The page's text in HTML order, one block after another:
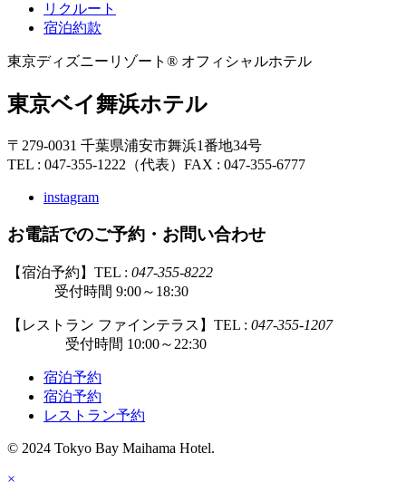
リクルート
宿泊約款
東京ディズニーリゾート® オフィシャルホテル
東京ベイ舞浜ホテル
〒279-0031 千葉県浦安市舞浜1番地34号
TEL : 047-355-1222（代表） FAX : 047-355-6777
instagram
お電話でのご予約・お問い合わせ
【宿泊予約】TEL : 047-355-8222
受付時間 9:00～18:30
【レストラン ファインテラス】TEL : 047-355-1207
受付時間 10:00～22:30
宿泊予約
宿泊予約
レストラン予約
© 2024 Tokyo Bay Maihama Hotel.
×